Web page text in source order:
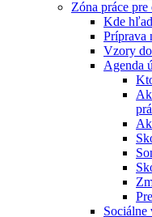
Zóna práce pre
Kde
Príprava
Vzory
Agenda
Sociálne